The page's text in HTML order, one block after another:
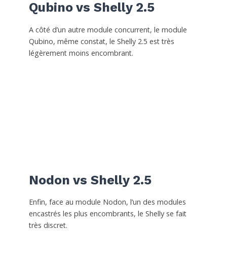
Qubino vs Shelly 2.5
A côté d’un autre module concurrent, le module
Qubino, même constat, le Shelly 2.5 est très
légèrement moins encombrant.
Nodon vs Shelly 2.5
Enfin, face au module Nodon, l’un des modules
encastrés les plus encombrants, le Shelly se fait
très discret.